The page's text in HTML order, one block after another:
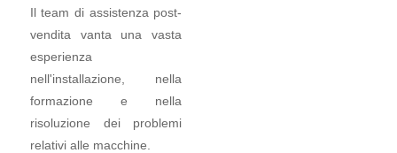
Il team di assistenza post-
vendita vanta una vasta
esperienza
nell'installazione, nella
formazione e nella
risoluzione dei problemi
relativi alle macchine.